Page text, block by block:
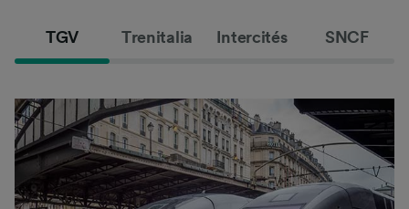
TGV Trenitalia Intercités SNCF